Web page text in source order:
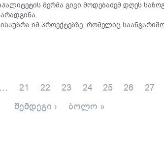
მერმა გივი მოდებაძემ დღეს
იმ პროექტებზე, რომელიც
… 21 22 23 24 25 26 27
შემდეგი ›
ბოლო »